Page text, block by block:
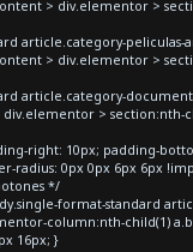
> div.elementor >
article.category-peliculas-
> div.elementor >
article.category-
> section:nth-
right: 10px; padding-
radius: 0px 0px 6px 6px
*/
format-standard
column:nth-child(1)
16px; }